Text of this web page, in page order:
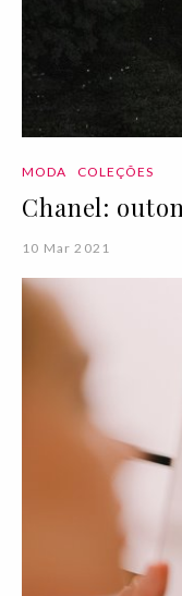
MODA COLEÇÕES
Chanel:
10 Mar 2021